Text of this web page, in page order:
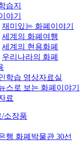
습지
야기
재미있는 화폐이야기
세계의 화폐여행
세계의 현용화폐
우리나라의 화폐
학습 영상자료실
스로 보는 화폐이야기
료
/소장품
행 화폐박물관 30선